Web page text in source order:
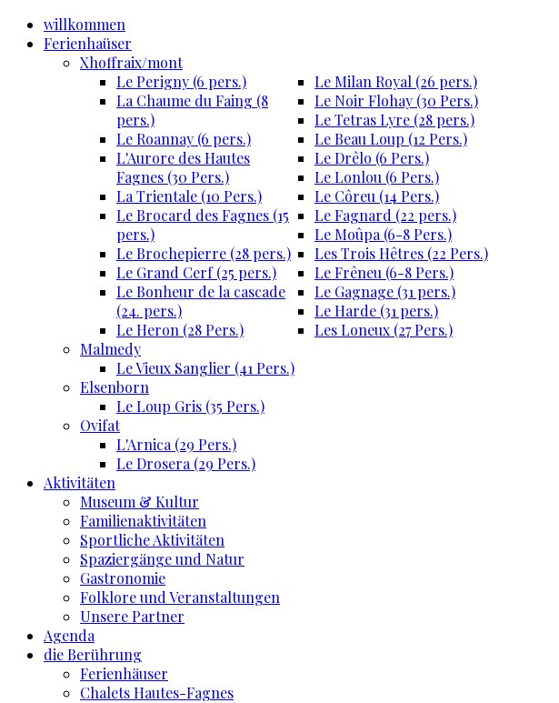
willkommen
Ferienhaüser
Xhoffraix/mont
Le Perigny (6 pers.)
La Chaume du Faing (8
pers.)
Le Roannay (6 pers.)
L'Aurore des Hautes
Fagnes (30 Pers.)
La Trientale (10 Pers.)
Le Brocard des Fagnes (15
pers.)
Le Brochepierre (28 pers.)
Le Grand Cerf (25 pers.)
Le Bonheur de la cascade
(24. pers.)
Le Heron (28 Pers.)
Le Milan Royal (26 pers.)
Le Noir Flohay (30 Pers.)
Le Tetras Lyre (28 pers.)
Le Beau Loup (12 Pers.)
Le Drêlo (6 Pers.)
Le Lonlou (6 Pers.)
Le Côreu (14 Pers.)
Le Fagnard (22 pers.)
Le Moûpa (6-8 Pers.)
Les Trois Hêtres (22 Pers.)
Le Frêneu (6-8 Pers.)
Le Gagnage (31 pers.)
Le Harde (31 pers.)
Les Loneux (27 Pers.)
Malmedy
Le Vieux Sanglier (41 Pers.)
Elsenborn
Le Loup Gris (35 Pers.)
Ovifat
L'Arnica (29 Pers.)
Le Drosera (29 Pers.)
Aktivitäten
Museum & Kultur
Familienaktivitäten
Sportliche Aktivitäten
Spaziergänge und Natur
Gastronomie
Folklore und Veranstaltungen
Unsere Partner
Agenda
die Berührung
Ferienhäuser
Chalets Hautes-Fagnes